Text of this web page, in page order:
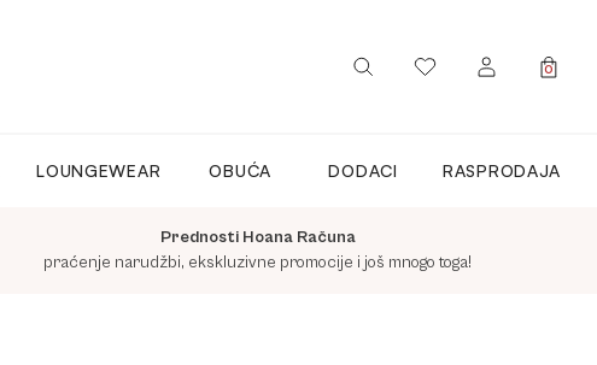
PRIJAVITE SE / REGISTRIRAJTE
0
LOUNGEWEAR OBUĆA DODACI RASPRODAJA
Prednosti Hoana Računa
praćenje narudžbi, ekskluzivne promocije i još mnogo toga!